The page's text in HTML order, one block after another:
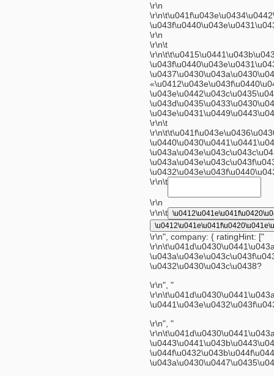
\r\n
\r\n
\r\n\t
\r\n\t
\r\n\t
\r\n
\r\n\t
\r\n", company: { ratingHint: ["
\u0432\u0430\u043c\u0438?
\r\n", "
\r\n", "